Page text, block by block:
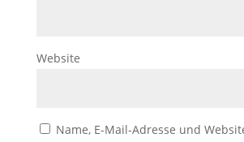
Website
Name, E-Mail-Adresse und